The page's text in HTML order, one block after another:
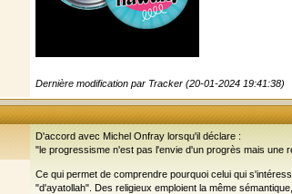
Dernière modification par Tracker (20-01-2024 19:41:38)
D'accord avec Michel Onfray lorsqu'il déclare :
"le progressisme n'est pas l'envie d'un progrès mais une
Ce qui permet de comprendre pourquoi celui qui
"d'ayatollah". Des religieux emploient la même